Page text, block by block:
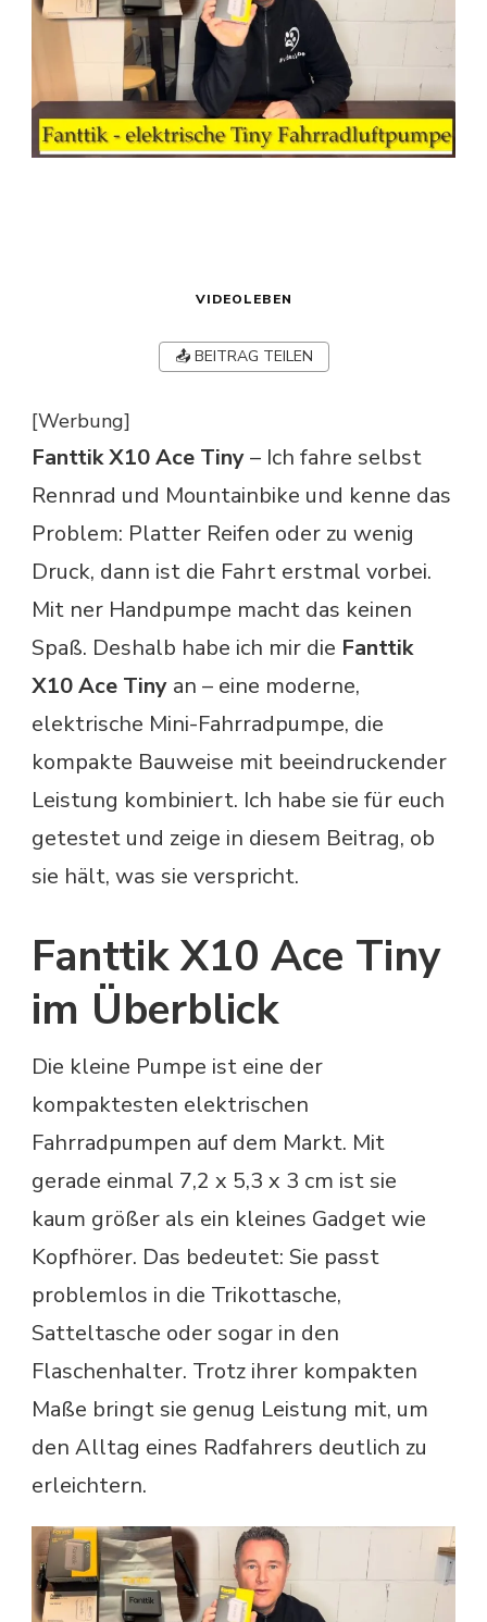
VIDEOLEBEN
📤 BEITRAG TEILEN
[Werbung]
Fanttik X10 Ace Tiny– Ich fahre selbst
Rennrad und Mountainbike und kenne das
Problem: Platter Reifen oder zu wenig
Druck, dann ist die Fahrt erstmal vorbei.
Mit ner Handpumpe macht das keinen
Spaß. Deshalb habe ich mir die Fanttik
X10 Ace Tiny an – eine moderne,
elektrische Mini-Fahrradpumpe, die
kompakte Bauweise mit beeindruckender
Leistung kombiniert. Ich habe sie für euch
getestet und zeige in diesem Beitrag, ob
sie hält, was sie verspricht.
Fanttik X10 Ace Tiny
im Überblick
Die kleine Pumpe ist eine der
kompaktesten elektrischen
Fahrradpumpen auf dem Markt. Mit
gerade einmal 7,2 x 5,3 x 3 cm ist sie
kaum größer als ein kleines Gadget wie
Kopfhörer. Das bedeutet: Sie passt
problemlos in die Trikottasche,
Satteltasche oder sogar in den
Flaschenhalter. Trotz ihrer kompakten
Maße bringt sie genug Leistung mit, um
den Alltag eines Radfahrers deutlich zu
erleichtern.